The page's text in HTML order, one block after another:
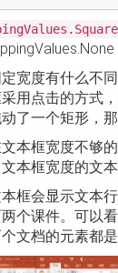
宽度有什么不
用点击的方式
了一个矩形，
本框宽度不够
本框宽度的文
框会显示文本
个课件。可以
文档的元素都